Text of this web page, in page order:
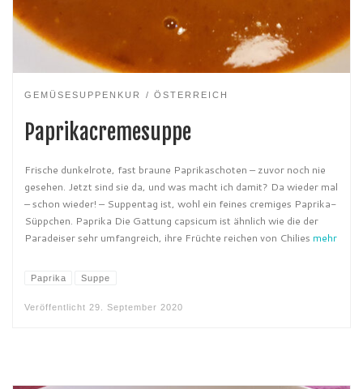
GEMÜSESUPPENKUR ÖSTERREICH
Paprikacremesuppe
Frische dunkelrote, fast braune Paprikaschoten – zuvor noch nie
gesehen. Jetzt sind sie da, und was macht ich damit? Da wieder mal
– schon wieder! – Suppentag ist, wohl ein feines cremiges Paprika-
Süppchen. Paprika Die Gattung capsicum ist ähnlich wie die der
Paradeiser sehr umfangreich, ihre Früchte reichen von Chilies mehr
Paprika Suppe
Veröffentlicht 29. September 2020